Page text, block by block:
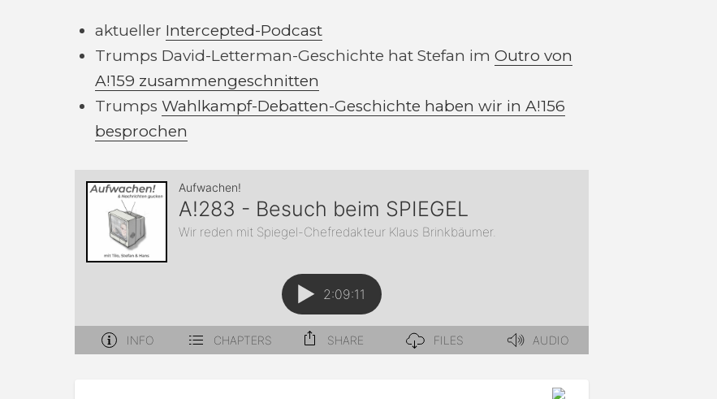
aktueller Intercepted-Podcast
Trumps David-Letterman-Geschichte hat Stefan imOutro von
A!159 zusammengeschnitten
TrumpsWahlkampf-Debatten-Geschichte haben wir in A!156
besprochen